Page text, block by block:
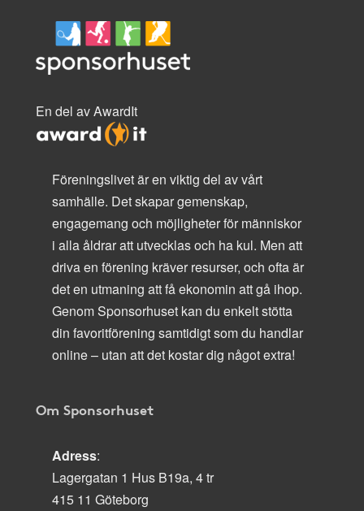
En del av AwardIt
Föreningslivet är en viktig del av vårt
samhälle. Det skapar gemenskap,
engagemang och möjligheter för människor
i alla åldrar att utvecklas och ha kul. Men att
driva en förening kräver resurser, och ofta är
det en utmaning att få ekonomin att gå ihop.
Genom Sponsorhuset kan du enkelt stötta
din favoritförening samtidigt som du handlar
online – utan att det kostar dig något extra!
Om Sponsorhuset
Adress:
Lagergatan 1 Hus B19a, 4 tr
415 11 Göteborg